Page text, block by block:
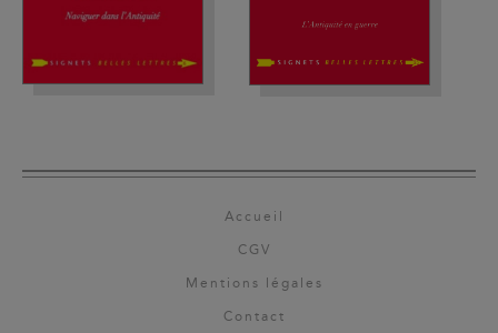
Accueil
CGV
Mentions légales
Contact